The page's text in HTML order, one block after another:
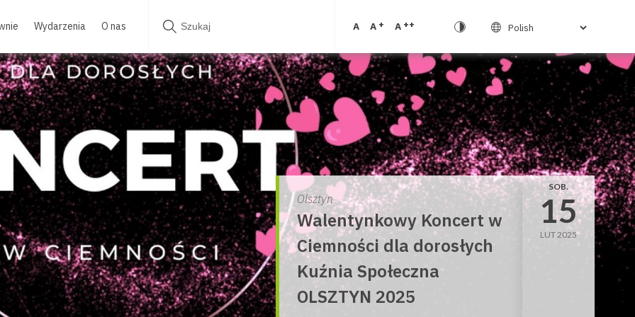
Wydarzenia O nas A A + A ++
Olsztyn
Walentynkowy Koncert w
Ciemności dla dorosłych
Kuźnia Społeczna
OLSZTYN 2025
SOB.
15
LUT 2025